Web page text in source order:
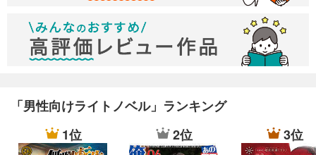
オオカミさんとスピンオフ 地蔵さんとちょっと変わった日本恋話
オオカミさんとおかしな家の住人たち
オオカミさんと○人間になりたいピノッキオ
オオカミさんと亮士くんとたくさんの仲間たち
「男性向けライトノベル」ランキング
1位
2位 3位